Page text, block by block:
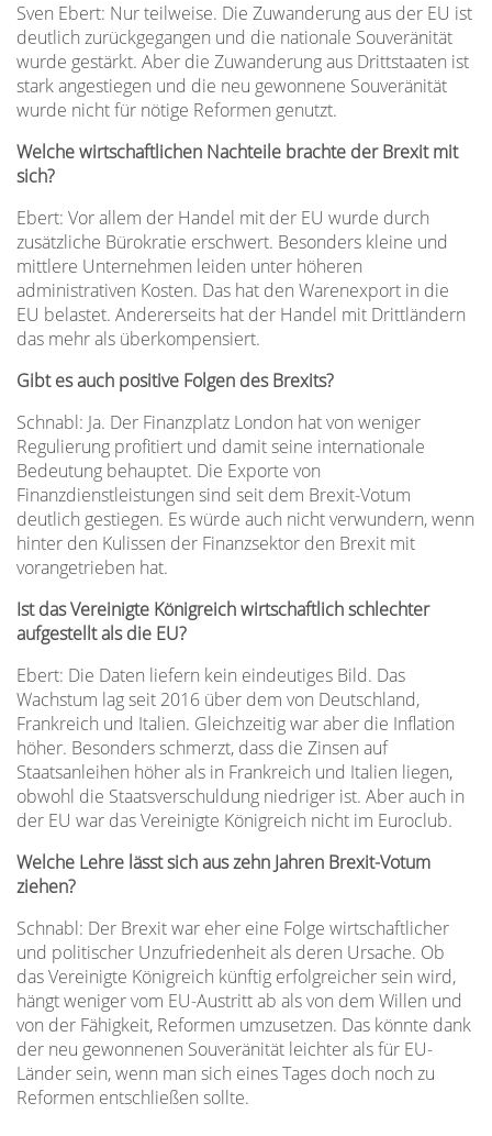
Sven Ebert: Nur teilweise. Die Zuwanderung aus der EU ist
deutlich zurückgegangen und die nationale Souveränität
wurde gestärkt. Aber die Zuwanderung aus Drittstaaten ist
stark angestiegen und die neu gewonnene Souveränität
wurde nicht für nötige Reformen genutzt.
Welche wirtschaftlichen Nachteile brachte der Brexit mit
sich?
Ebert: Vor allem der Handel mit der EU wurde durch
zusätzliche Bürokratie erschwert. Besonders kleine und
mittlere Unternehmen leiden unter höheren
administrativen Kosten. Das hat den Warenexport in die
EU belastet. Andererseits hat der Handel mit Drittländern
das mehr als überkompensiert.
Gibt es auch positive Folgen des Brexits?
Schnabl: Ja. Der Finanzplatz London hat von weniger
Regulierung profitiert und damit seine internationale
Bedeutung behauptet. Die Exporte von
Finanzdienstleistungen sind seit dem Brexit-Votum
deutlich gestiegen. Es würde auch nicht verwundern, wenn
hinter den Kulissen der Finanzsektor den Brexit mit
vorangetrieben hat.
Ist das Vereinigte Königreich wirtschaftlich schlechter
aufgestellt als die EU?
Ebert: Die Daten liefern kein eindeutiges Bild. Das
Wachstum lag seit 2016 über dem von Deutschland,
Frankreich und Italien. Gleichzeitig war aber die Inflation
höher. Besonders schmerzt, dass die Zinsen auf
Staatsanleihen höher als in Frankreich und Italien liegen,
obwohl die Staatsverschuldung niedriger ist. Aber auch in
der EU war das Vereinigte Königreich nicht im Euroclub.
Welche Lehre lässt sich aus zehn Jahren Brexit-Votum
ziehen?
Schnabl: Der Brexit war eher eine Folge wirtschaftlicher
und politischer Unzufriedenheit als deren Ursache. Ob
das Vereinigte Königreich künftig erfolgreicher sein wird,
hängt weniger vom EU-Austritt ab als von dem Willen und
von der Fähigkeit, Reformen umzusetzen. Das könnte dank
der neu gewonnenen Souveränität leichter als für EU-
Länder sein, wenn man sich eines Tages doch noch zu
Reformen entschließen sollte.